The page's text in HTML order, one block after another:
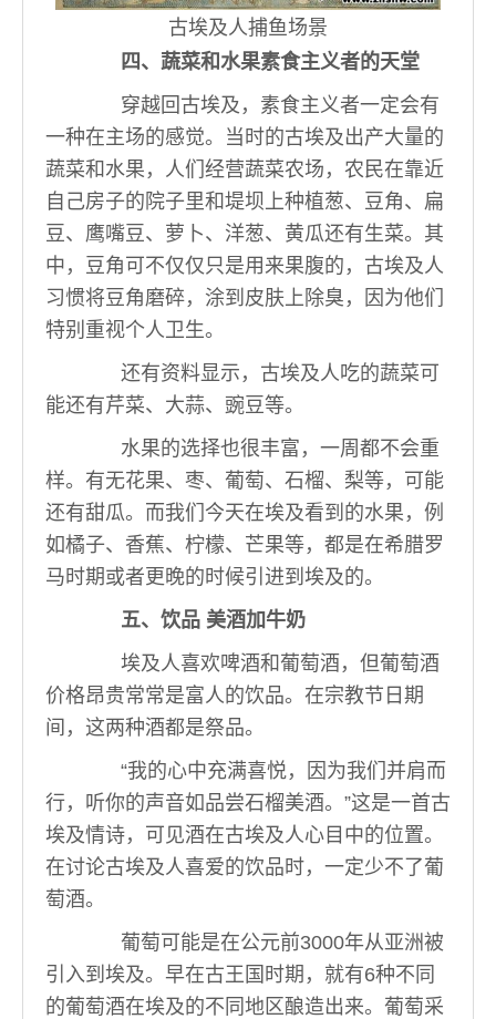
古埃及人捕鱼场景
四、蔬菜和水果素食主义者的天堂
穿越回古埃及，素食主义者一定会有
一种在主场的感觉。当时的古埃及出产大量的
蔬菜和水果，人们经营蔬菜农场，农民在靠近
自己房子的院子里和堤坝上种植葱、豆角、扁
豆、鹰嘴豆、萝卜、洋葱、黄瓜还有生菜。其
中，豆角可不仅仅只是用来果腹的，古埃及人
习惯将豆角磨碎，涂到皮肤上除臭，因为他们
特别重视个人卫生。
还有资料显示，古埃及人吃的蔬菜可
能还有芹菜、大蒜、豌豆等。
水果的选择也很丰富，一周都不会重
样。有无花果、枣、葡萄、石榴、梨等，可能
还有甜瓜。而我们今天在埃及看到的水果，例
如橘子、香蕉、柠檬、芒果等，都是在希腊罗
马时期或者更晚的时候引进到埃及的。
五、饮品 美酒加牛奶
埃及人喜欢啤酒和葡萄酒，但葡萄酒
价格昂贵常常是富人的饮品。在宗教节日期
间，这两种酒都是祭品。
“我的心中充满喜悦，因为我们并肩而
行，听你的声音如品尝石榴美酒。”这是一首古
埃及情诗，可见酒在古埃及人心目中的位置。
在讨论古埃及人喜爱的饮品时，一定少不了葡
萄酒。
葡萄可能是在公元前3000年从亚洲被
引入到埃及。早在古王国时期，就有6种不同
的葡萄酒在埃及的不同地区酿造出来。葡萄采